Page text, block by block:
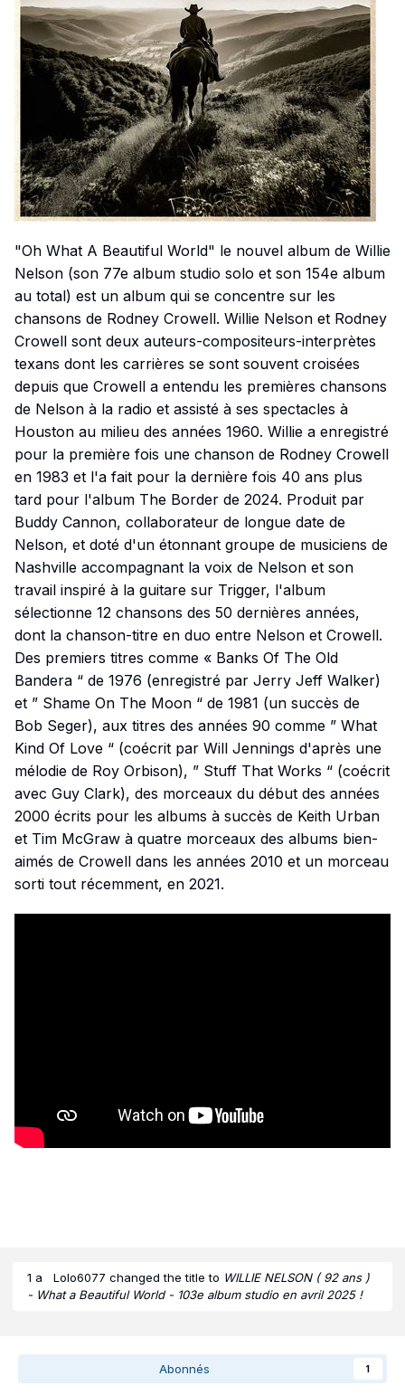
"Oh What A Beautiful World" le nouvel album de Willie
Nelson (son 77e album studio solo et son 154e album
au total) est un album qui se concentre sur les
chansons de Rodney Crowell. Willie Nelson et Rodney
Crowell sont deux auteurs-compositeurs-interprètes
texans dont les carrières se sont souvent croisées
depuis que Crowell a entendu les premières chansons
de Nelson à la radio et assisté à ses spectacles à
Houston au milieu des années 1960. Willie a enregistré
pour la première fois une chanson de Rodney Crowell
en 1983 et l'a fait pour la dernière fois 40 ans plus
tard pour l'album The Border de 2024. Produit par
Buddy Cannon, collaborateur de longue date de
Nelson, et doté d'un étonnant groupe de musiciens de
Nashville accompagnant la voix de Nelson et son
travail inspiré à la guitare sur Trigger, l'album
sélectionne 12 chansons des 50 dernières années,
dont la chanson-titre en duo entre Nelson et Crowell.
Des premiers titres comme « Banks Of The Old
Bandera “ de 1976 (enregistré par Jerry Jeff Walker)
et ” Shame On The Moon “ de 1981 (un succès de
Bob Seger), aux titres des années 90 comme ” What
Kind Of Love “ (coécrit par Will Jennings d'après une
mélodie de Roy Orbison), ” Stuff That Works “ (coécrit
avec Guy Clark), des morceaux du début des années
2000 écrits pour les albums à succès de Keith Urban
et Tim McGraw à quatre morceaux des albums bien-
aimés de Crowell dans les années 2010 et un morceau
sorti tout récemment, en 2021.
1 a Lolo6077 changed the title to WILLIE NELSON ( 92 ans )
- What a Beautiful World - 103e album studio en avril 2025 !
Abonnés 1